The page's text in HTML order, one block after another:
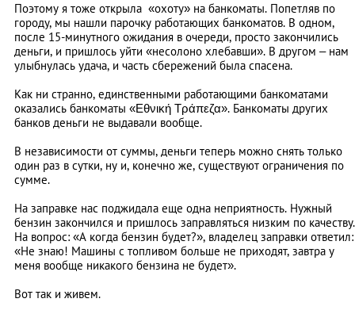
Поэтому я тоже открыла «охоту» на банкоматы. Попетляв по
городу, мы нашли парочку работающих банкоматов. В одном,
после 15-минутного ожидания в очереди, просто закончились
деньги, и пришлось уйти «несолоно хлебавши». В другом – нам
улыбнулась удача, и часть сбережений была спасена.
Как ни странно, единственными работающими банкоматами
оказались банкоматы «Εθνική Τράπεζα». Банкоматы других
банков деньги не выдавали вообще.
В независимости от суммы, деньги теперь можно снять только
один раз в сутки, ну и, конечно же, существуют ограничения по
сумме.
На заправке нас поджидала еще одна неприятность. Нужный
бензин закончился и пришлось заправляться низким по качеству.
На вопрос: «А когда бензин будет?», владелец заправки ответил:
«Не знаю! Машины с топливом больше не приходят, завтра у
меня вообще никакого бензина не будет».
Вот так и живем.